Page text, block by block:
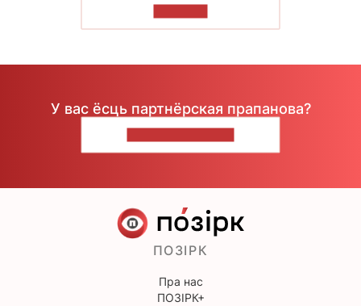
У вас ёсць партнёрская прапанова?
ПОЗІРК
Пра нас
ПОЗІРК+